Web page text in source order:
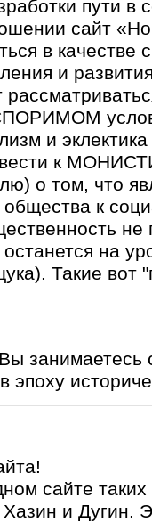
пути в
сайт
в качестве
и
и
к
о том, что
общества к
не
на
Такие вот
Вы
эпоху
сайте
и Дугин.